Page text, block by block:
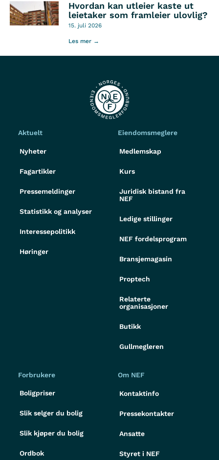
Hvordan kan utleier kaste ut
leietaker som framleier ulovlig?
15. juli 2026
Les mer →
Aktuelt
Nyheter
Fagartikler
Pressemeldinger
Statistikk og analyser
Interessepolitikk
Høringer
Eiendomsmeglere
Medlemskap
Kurs
Juridisk bistand fra
NEF
Ledige stillinger
NEF fordelsprogram
Bransjemagasin
Proptech
Relaterte
organisasjoner
Butikk
Gullmegleren
Forbrukere
Boligpriser
Slik selger du bolig
Slik kjøper du bolig
Ordbok
Om NEF
Kontaktinfo
Pressekontakter
Ansatte
Styret i NEF